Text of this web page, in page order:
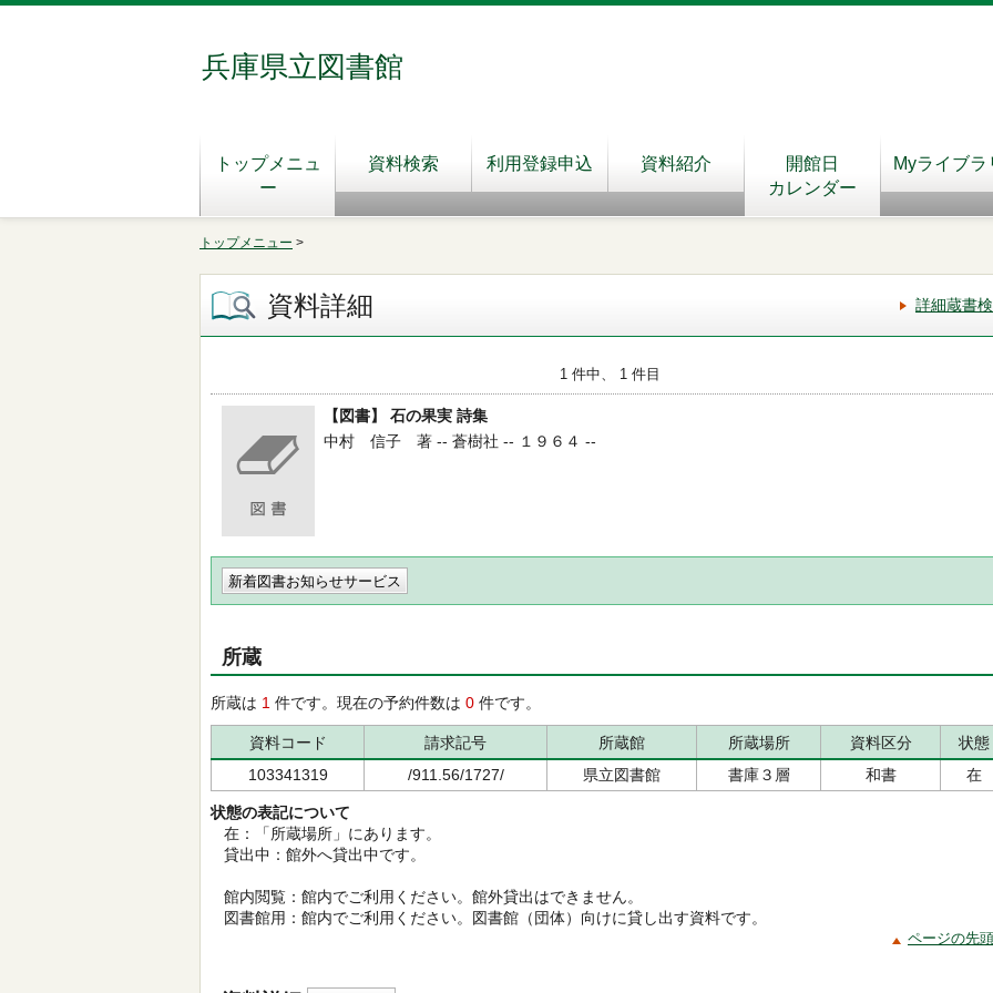
兵庫県立図書館
トップメニュ
ー
資料検索 利用登録申込 資料紹介
開館日
カレンダー
Myライブラ
トップメニュー >
資料詳細 詳細蔵書
1 件中、 1 件目
【図書】 石の果実 詩集
中村 信子 著 -- 蒼樹社 -- １９６４ --
新着図書お知らせサービス
所蔵
所蔵は 1 件です。現在の予約件数は 0 件です。
資料コード 請求記号 所蔵館 所蔵場所 資料区分
状態
103341319
/911.56/1727/ 県立図書館 書庫３層 和書 在
状態の表記について
在：「所蔵場所」にあります。
貸出中：館外へ貸出中です。
館内閲覧：館内でご利用ください。館外貸出はできません。
図書館用：館内でご利用ください。図書館（団体）向けに貸し出す資料です。
ページの先